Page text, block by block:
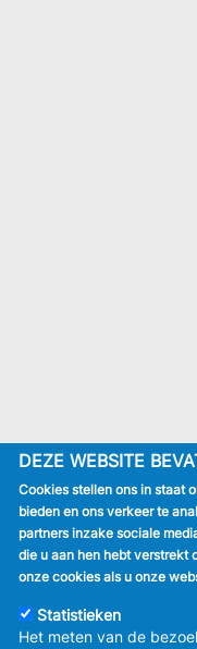
DEZE WEBSITE
Cookies stellen ons in staat
bieden en ons verkeer te
partners inzake sociale
die u aan hen hebt verstrekt
onze cookies als u onze
Statistieken
Het meten van de